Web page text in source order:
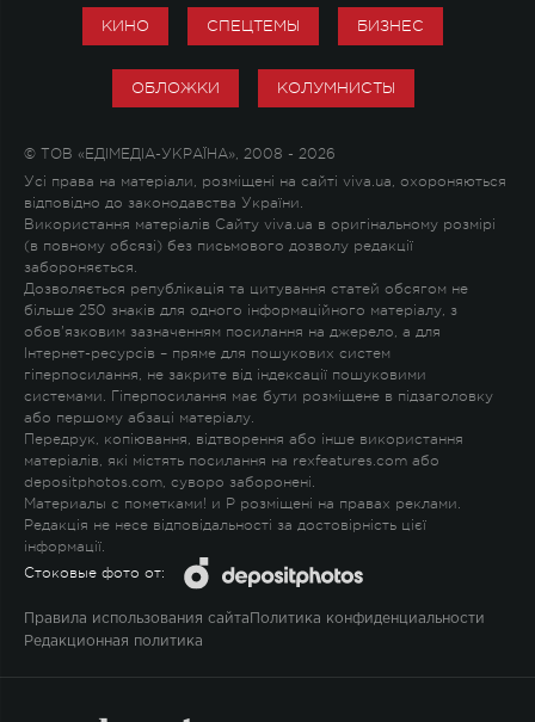
КИНО СПЕЦТЕМЫ БИЗНЕС
ОБЛОЖКИ КОЛУМНИСТЫ
© ТОВ «ЕДІМЕДІА-УКРАЇНА», 2008 - 2026
Усі права на матеріали, розміщені на сайті viva.ua, охороняються
відповідно до законодавства України.
Використання матеріалів Сайту viva.ua в оригінальному розмірі
(в повному обсязі) без письмового дозволу редакції
забороняється.
Дозволяється републікація та цитування статей обсягом не
більше 250 знаків для одного інформаційного матеріалу, з
обов'язковим зазначенням посилання на джерело, а для
Інтернет-ресурсів – пряме для пошукових систем
гіперпосилання, не закрите від індексації пошуковими
системами. Гіперпосилання має бути розміщене в підзаголовку
або першому абзаці матеріалу.
Передрук, копіювання, відтворення або інше використання
матеріалів, які містять посилання на rexfeatures.com або
depositphotos.com, суворо заборонені.
Материалы с пометками! и P розміщені на правах реклами.
Редакція не несе відповідальності за достовірність цієї
інформації.
Стоковые фото от:
Правила использования сайта Политика конфиденциальности
Редакционная политика